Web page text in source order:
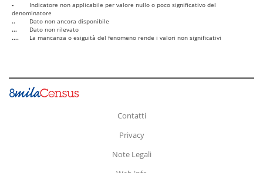
-
Indicatore non applicabile per valore nullo o poco significativo del
denominatore
..
Dato non ancora disponibile
...
Dato non rilevato
....
La mancanza o esiguità del fenomeno rende i valori non significativi
Contatti
Privacy
Note Legali